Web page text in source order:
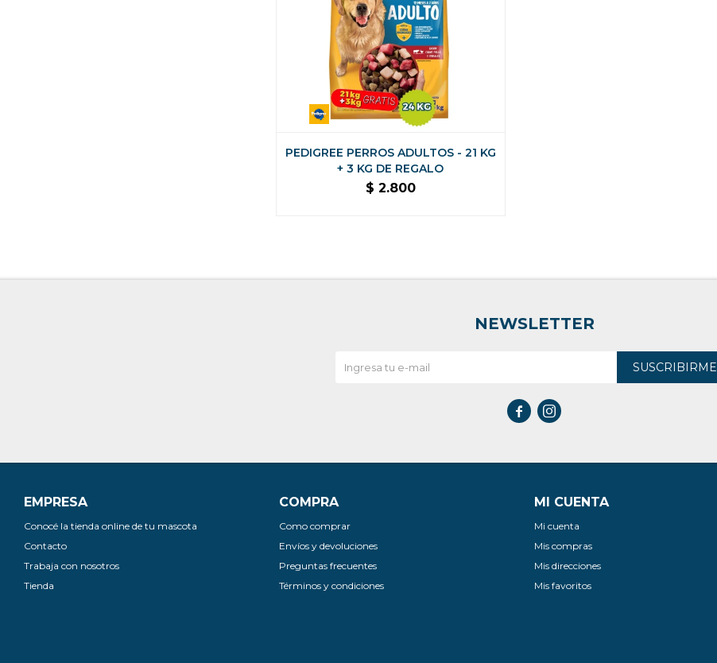
PEDIGREE PERROS ADULTOS - 21 KG
+ 3 KG DE REGALO
$ 2.800
EMPRESA
Conocé la tienda online de tu mascota
Contacto
Trabaja con nosotros
Tienda
COMPRA
Como comprar
Envíos y devoluciones
Preguntas frecuentes
Términos y condiciones
MI CUENTA
Mi cuenta
Mis compras
Mis direcciones
Mis favoritos
NEWSLETTER
SUSCRIBIRME
 